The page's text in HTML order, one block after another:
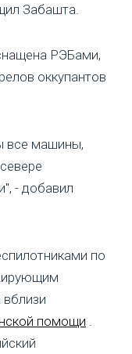
Забашта.
РЭБами,
оккупантов
все машины,
- добавил
по
помощи .